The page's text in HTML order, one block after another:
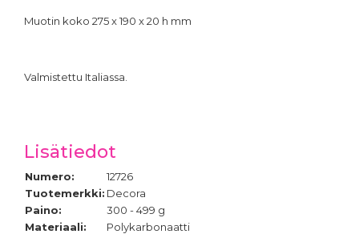
29,90 €
Muotin koko 275 x 190 x 20 h mm
Valmistettu Italiassa.
Lisätiedot
Numero:
12726
Tuotemerkki: Decora
Paino:
300 - 499 g
Materiaali:
Polykarbonaatti